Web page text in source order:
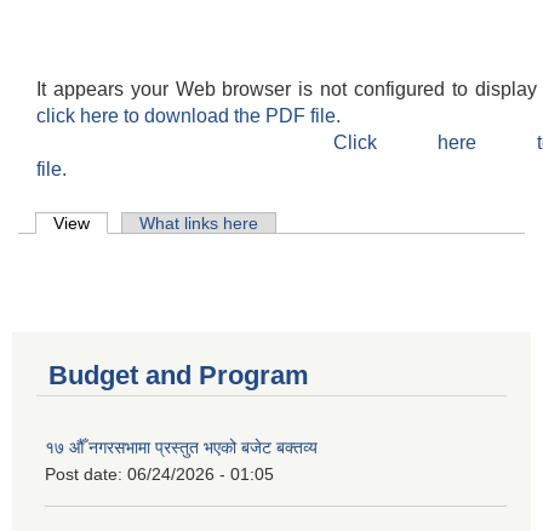
It appears your Web browser is not configured to
click here to download the PDF file.
Click here
file.
Primary tabs
View (active tab)What links here
Budget and Program
१७ औँ नगरसभामा प्रस्तुत भएको बजेट बक्तव्य
Post date: 06/24/2026 - 01:05